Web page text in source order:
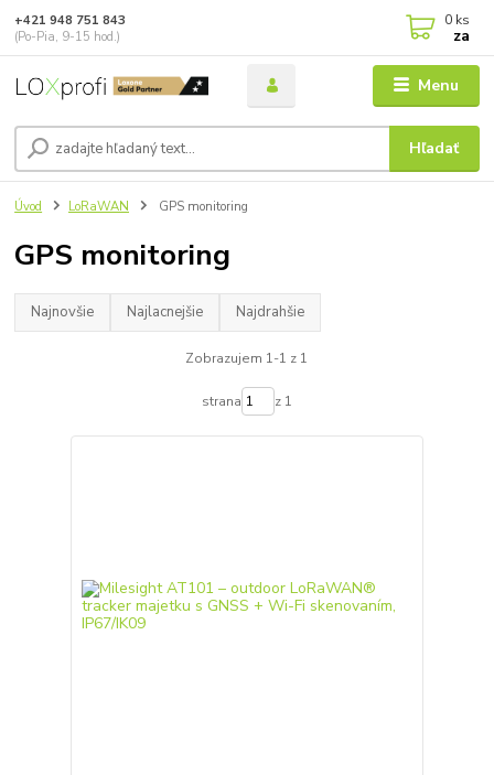
Menu
Hľadať
+421 948 751 843
(Po-Pia, 9-15 hod.)
0 ks
za
Úvod LoRaWAN GPS monitoring
GPS monitoring
Najnovšie Najlacnejšie Najdrahšie
Zobrazujem 1-1 z 1
strana z 1